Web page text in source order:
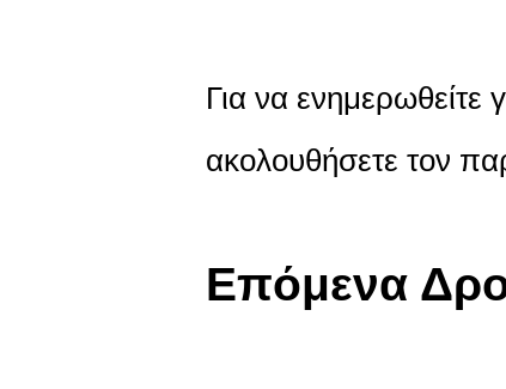
Για να ενημερωθείτε
ακολουθήσετε τον
Επόμενα